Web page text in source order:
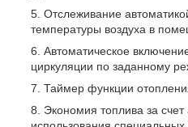
Отслеживание
температуры воздуха в
Автоматическое
циркуляции по заданному
Таймер функции
Экономия топлива за счет